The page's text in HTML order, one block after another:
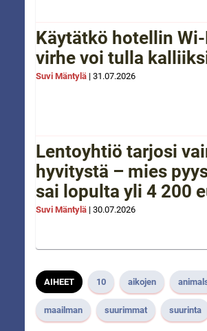
Käytätkö hotellin
virhe voi tulla
Suvi Mäntylä | 31.07.2026
Lentoyhtiö tarjosi
hyvitystä – mies
sai lopulta yli 4 200
Suvi Mäntylä | 30.07.2026
AIHEET 10 aikojen
maailman suurimmat suurinta